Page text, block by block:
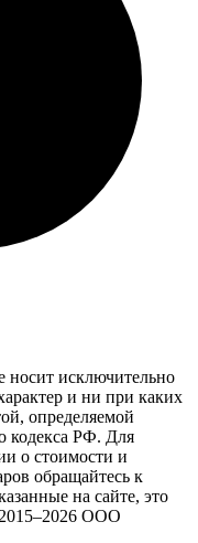
носит исключительно
и ни при каких
определяемой
кодекса РФ. Для
о стоимости и
обращайтесь к
на сайте, это
ООО